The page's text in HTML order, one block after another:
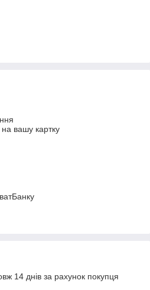
вашу картку
14 днів за рахунок покупця